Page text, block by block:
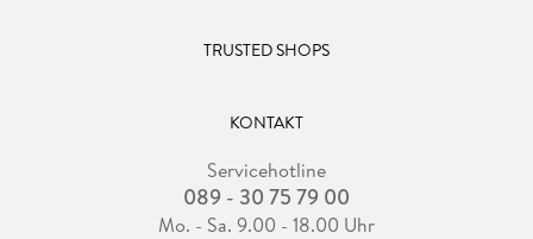
TRUSTED SHOPS
KONTAKT
Servicehotline
089 - 30 75 79 00
Mo. - Sa. 9.00 - 18.00 Uhr